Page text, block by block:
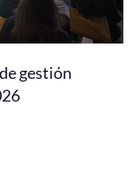
gestión